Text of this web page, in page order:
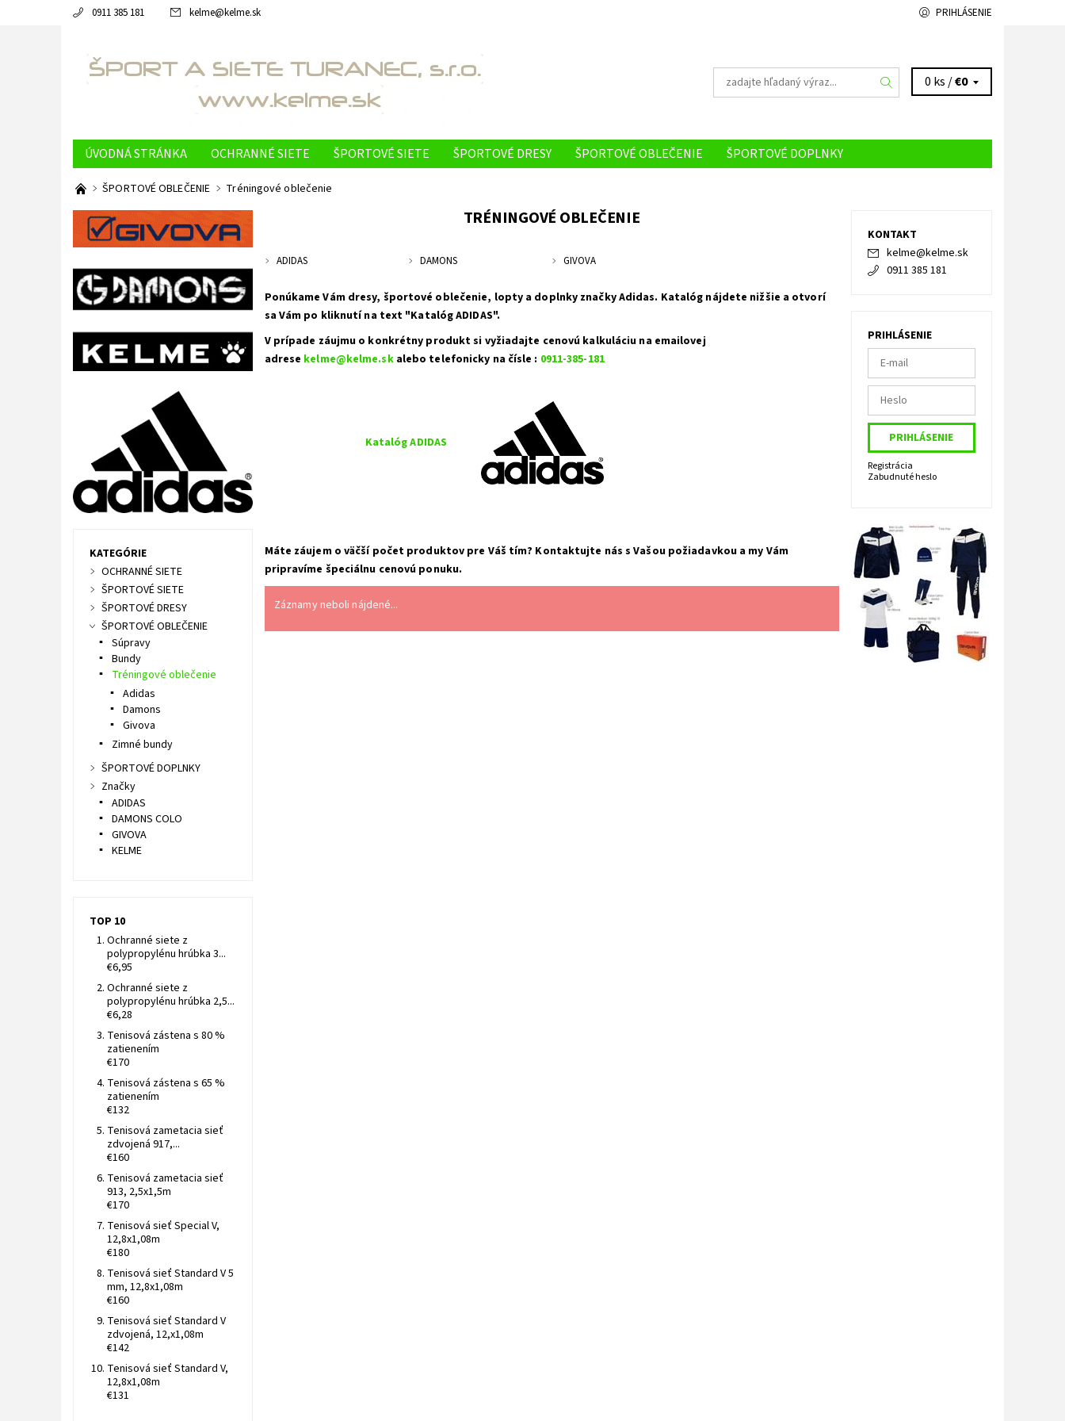
0911 385 181 kelme@kelme.sk PRIHLÁSENIE
0 ks /€0
ÚVODNÁ STRÁNKA OCHRANNÉ SIETE ŠPORTOVÉ SIETE ŠPORTOVÉ DRESY ŠPORTOVÉ OBLEČENIE
ŠPORTOVÉ DOPLNKY
OBCHODNÉ PODMIENKY
NAPÍŠTE NÁM
PODMIENKY OCHRANY OSOBNÝCH ÚDAJOV
ŠPORTOVÉ OBLEČENIE Tréningové oblečenie
TRÉNINGOVÉ OBLEČENIE
ADIDAS DAMONS GIVOVA
Ponúkame Vám dresy, športové oblečenie, lopty a doplnky značky Adidas. Katalóg nájdete nižšie a otvorí
sa Vám po kliknutí na text "Katalóg ADIDAS".
V prípade záujmu o konkrétny produkt si vyžiadajte cenovú kalkuláciu na emailovej
adrese kelme@kelme.skalebo telefonicky na čísle : 0911-385-181
Katalóg ADIDAS
Máte záujem o väčší počet produktov pre Váš tím? Kontaktujte nás s Vašou požiadavkou a my Vám
pripravíme špeciálnu cenovú ponuku.
Záznamy neboli nájdené...
KATEGÓRIE
OCHRANNÉ SIETE
ŠPORTOVÉ SIETE
ŠPORTOVÉ DRESY
ŠPORTOVÉ OBLEČENIE
Súpravy
Bundy
Tréningové oblečenie
Adidas
Damons
Givova
Zimné bundy
ŠPORTOVÉ DOPLNKY
Značky
ADIDAS
DAMONS COLO
GIVOVA
KELME
TOP 10
Ochranné siete z
polypropylénu hrúbka 3...
€6,95
Ochranné siete z
polypropylénu hrúbka 2,5...
€6,28
Tenisová zástena s 80 %
zatienením
€170
Tenisová zástena s 65 %
zatienením
€132
Tenisová zametacia sieť
zdvojená 917,...
€160
Tenisová zametacia sieť
913, 2,5x1,5m
€170
Tenisová sieť Special V,
12,8x1,08m
€180
Tenisová sieť Standard V 5
mm, 12,8x1,08m
€160
Tenisová sieť Standard V
zdvojená, 12,x1,08m
€142
Tenisová sieť Standard V,
12,8x1,08m
€131
KONTAKT
kelme@kelme.sk
0911 385 181
PRIHLÁSENIE
Registrácia
Zabudnuté heslo